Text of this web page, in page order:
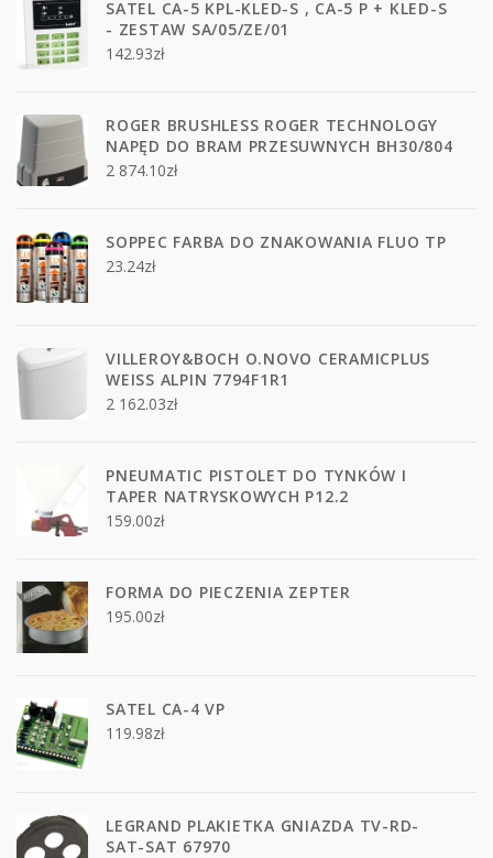
SATEL CA-5 KPL-KLED-S , CA-5 P + KLED-S
- ZESTAW SA/05/ZE/01
142.93zł
ROGER BRUSHLESS ROGER TECHNOLOGY
NAPĘD DO BRAM PRZESUWNYCH BH30/804
2 874.10zł
SOPPEC FARBA DO ZNAKOWANIA FLUO TP
23.24zł
VILLEROY&BOCH O.NOVO CERAMICPLUS
WEISS ALPIN 7794F1R1
2 162.03zł
PNEUMATIC PISTOLET DO TYNKÓW I
TAPER NATRYSKOWYCH P12.2
159.00zł
FORMA DO PIECZENIA ZEPTER
195.00zł
SATEL CA-4 VP
119.98zł
LEGRAND PLAKIETKA GNIAZDA TV-RD-
SAT-SAT 67970